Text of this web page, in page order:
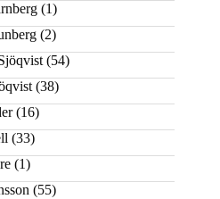
(1)
(2)
(54)
(38)
(16)
(33)
(1)
(55)